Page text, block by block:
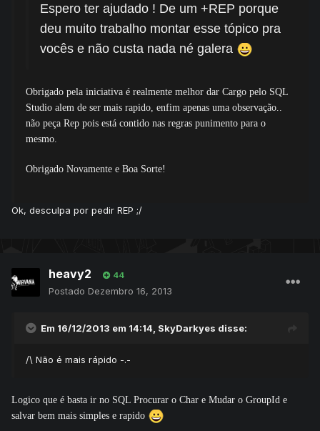
Espero ter ajudado ! De um +REP porque
deu muito trabalho montar esse tópico pra
vocês e não custa nada né galera
Obrigado pela iniciativa é realmente melhor dar Cargo pelo SQL
Studio alem de ser mais rapido, enfim apenas uma observação..
não peça Rep pois está contido nas regras punimento para o
mesmo.
Obrigado Novamente e Boa Sorte!
Ok, desculpa por pedir REP ;/
heavy2 44
Postado Dezembro 16, 2013
Em 16/12/2013 em 14:14, SkyDarkyes disse:
/\ Não é mais rápido -.-
Logico que é basta ir no SQL Procurar o Char e Mudar o GroupId e
salvar bem mais simples e rapido